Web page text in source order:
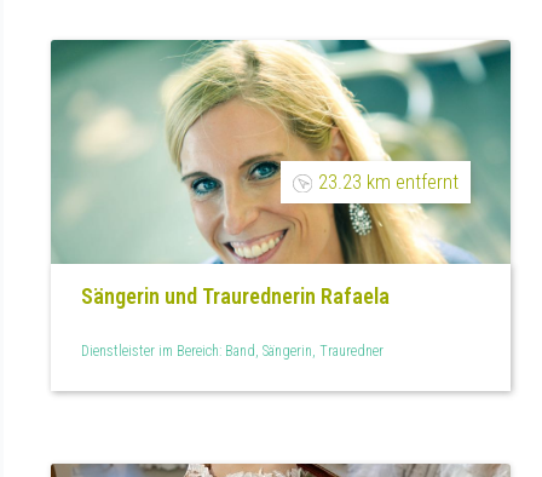
23.23 km entfernt
Sängerin und Traurednerin Rafaela
Dienstleister im Bereich: Band, Sängerin, Trauredner